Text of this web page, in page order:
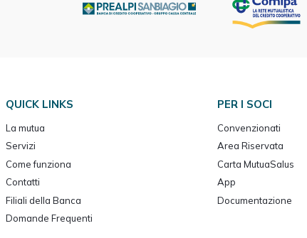
QUICK LINKS
La mutua
Servizi
Come funziona
Contatti
Filiali della Banca
Domande Frequenti
PER I SOCI
Convenzionati
Area Riservata
Carta MutuaSalus
App
Documentazione